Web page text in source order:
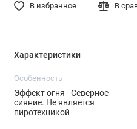
В избранное В
Характеристики
Особенность
Эффект огня - Северное
сияние. Не является
пиротехникой